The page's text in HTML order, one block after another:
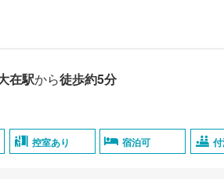
在駅から徒歩約5分
控室あり 宿泊可